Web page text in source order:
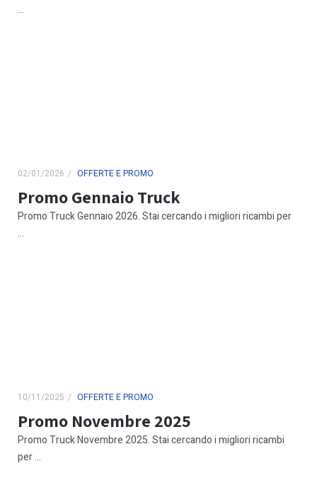
...
02/01/2026 OFFERTE E PROMO
Promo Gennaio Truck
Promo Truck Gennaio 2026. Stai cercando i migliori ricambi per
...
10/11/2025 OFFERTE E PROMO
Promo Novembre 2025
Promo Truck Novembre 2025. Stai cercando i migliori ricambi
per ...